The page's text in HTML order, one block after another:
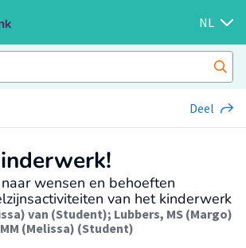
NL
Deel
wensen en behoeften
van het kinderwerk
van (Student); Lubbers, MS (Margo)
(Melissa) (Student)